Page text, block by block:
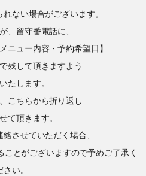
ない場合がございます。
、留守番電話に、
ニュー内容・予約希望日】
残して頂きますよう
たします。
こちらから折り返し
て頂きます。
させていただく場合、
とがございますので予めご了承く
さい。